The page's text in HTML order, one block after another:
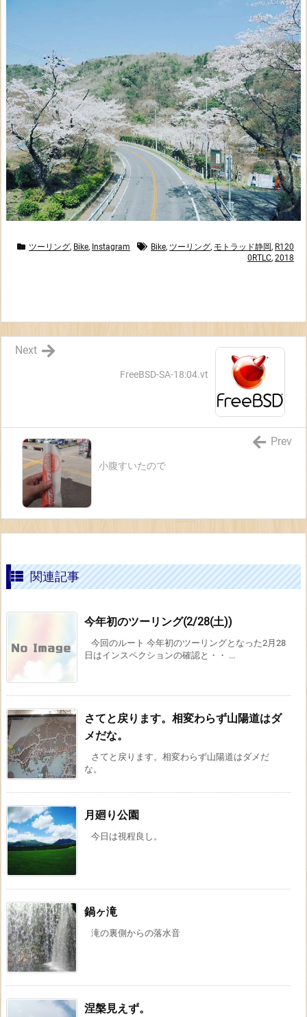
ツーリング, Bike, Instagram Bike, ツーリング, モトラッド静岡, R120
0RTLC, 2018
FreeBSD-SA-18:04.vt
Next
小腹すいたので
Prev
関連記事
今年初のツーリング(2/28(土))
今回のルート 今年初のツーリングとなった2月28
日はインスペクションの確認と・・ ...
さてと戻ります。相変わらず山陽道はダ
メだな。
さてと戻ります。相変わらず山陽道はダメだ
な。
月廻り公園
今日は視程良し。
鍋ヶ滝
滝の裏側からの落水音
涅槃見えず。